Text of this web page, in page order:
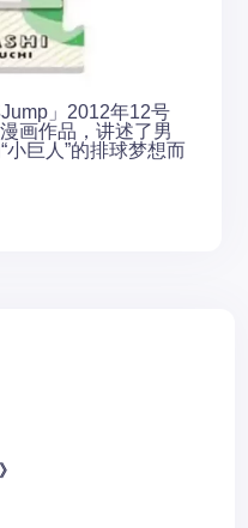
」2012年12号
画作品，讲述了男
巨人”的排球梦想而